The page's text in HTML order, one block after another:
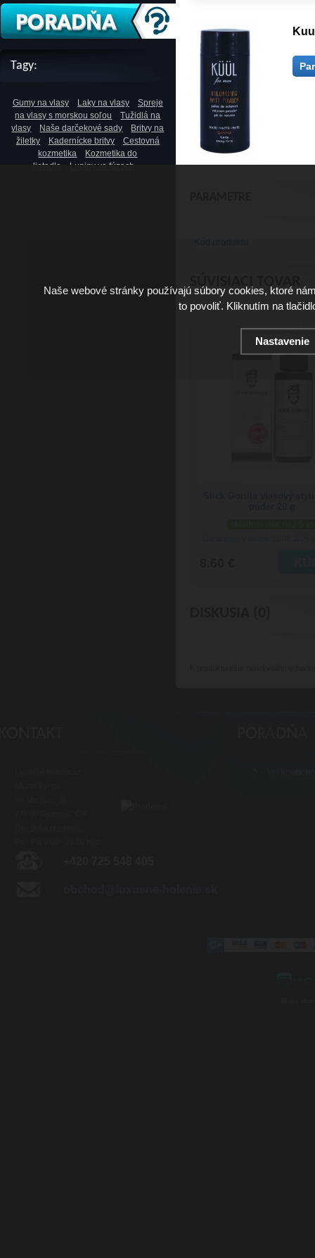
Tagy:
Gumy na vlasy Laky na vlasy
Spreje
na vlasy s morskou soľou
Tužidlá na
vlasy
Naše darčekové sady
Britvy na
žiletky
Kadernícke britvy
Cestovná
kozmetika
Kozmetika do
lietadla
Lupiny vo fúzoch
Naše webové stránky používajú súbory cookies, ktoré
to povoliť. Kliknutím na
Nastavenie